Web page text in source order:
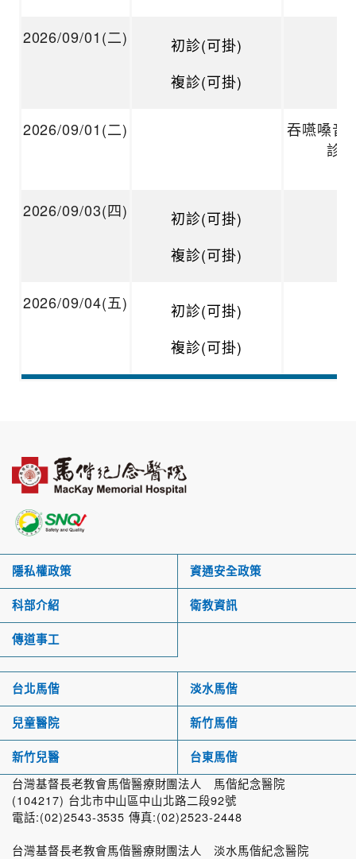
2026/09/01(二)
初診(可掛)
複診(可掛)
2026/09/01(二)
吞嚥嗓音
診
2026/09/03(四)
初診(可掛)
複診(可掛)
2026/09/04(五)
初診(可掛)
複診(可掛)
隱私權政策 資通安全政策
科部介紹 衛教資訊
傳道事工
台北馬偕 淡水馬偕
兒童醫院 新竹馬偕
新竹兒醫 台東馬偕
台灣基督長老教會馬偕醫療財團法人 馬偕紀念醫院
(104217) 台北市中山區中山北路二段92號
電話:(02)2543-3535 傳真:(02)2523-2448
台灣基督長老教會馬偕醫療財團法人 淡水馬偕紀念醫院